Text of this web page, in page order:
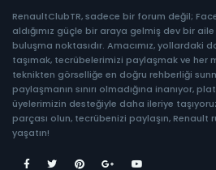
RenaultClubTR, sadece bir forum değil;
aldığımız güçle bir araya gelmiş dev bir
buluşma noktasıdır. Amacımız, yollardaki
taşımak, tecrübelerimizi paylaşmak ve her
teknikten görselliğe en doğru rehberliği
paylaşmanın sınırı olmadığına inanıyor,
üyelerimizin desteğiyle daha ileriye
parçası olun, tecrübenizi paylaşın, Renault
yaşatın!